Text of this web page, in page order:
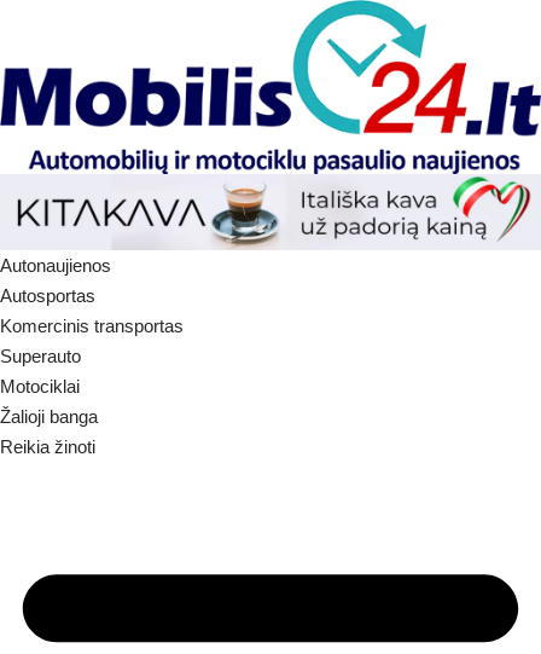
Autonaujienos
Autosportas
Komercinis transportas
Superauto
Motociklai
Žalioji banga
Reikia žinoti